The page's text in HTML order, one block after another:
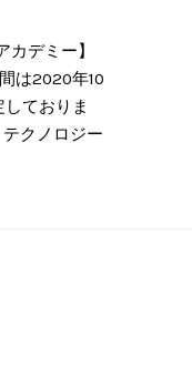
デミー】
は2020年10
ておりま
クノロジー